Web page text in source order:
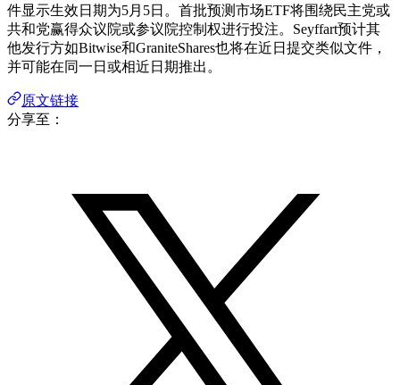
件显示生效日期为5月5日。首批预测市场ETF将围绕民主党或
共和党赢得众议院或参议院控制权进行投注。Seyffart预计其
他发行方如Bitwise和GraniteShares也将在近日提交类似文件，
并可能在同一日或相近日期推出。
原文链接
分享至：